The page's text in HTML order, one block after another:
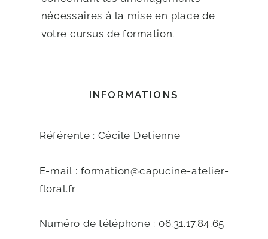
nécessaires à la mise en place de
votre cursus de formation.
INFORMATIONS
Référente : Cécile Detienne
E-mail : formation@capucine-atelier-
floral.fr
Numéro de téléphone : 06.31.17.84.65